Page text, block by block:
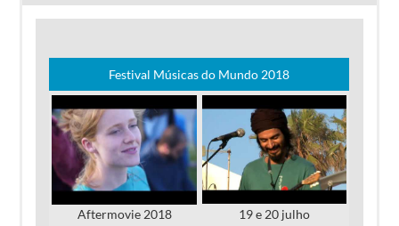
Festival Músicas do Mundo 2018
Aftermovie 2018 19 e 20 julho